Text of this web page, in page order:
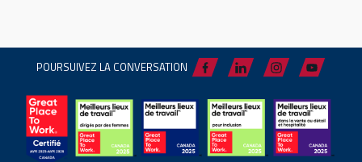
POURSUIVEZ LA CONVERSATION